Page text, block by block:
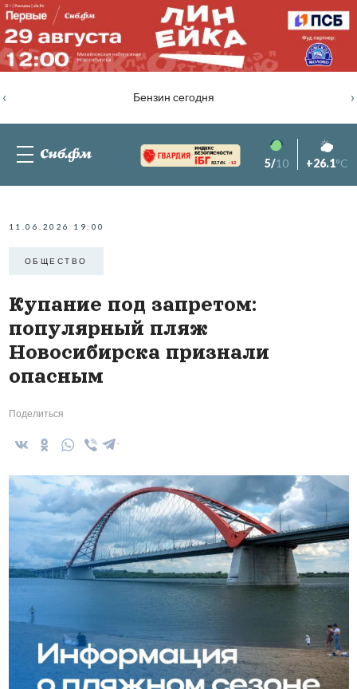
Бензин сегодня
‹ ›
82.76% -1.2 5/10 +26.1°C
11.06.2026 19:00
ОБЩЕСТВО
Купание под запретом:
популярный пляж
Новосибирска признали
опасным
Поделиться